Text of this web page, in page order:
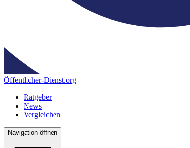
Öffentlicher-Dienst.org
Ratgeber
News
Vergleichen
Navigation öffnen